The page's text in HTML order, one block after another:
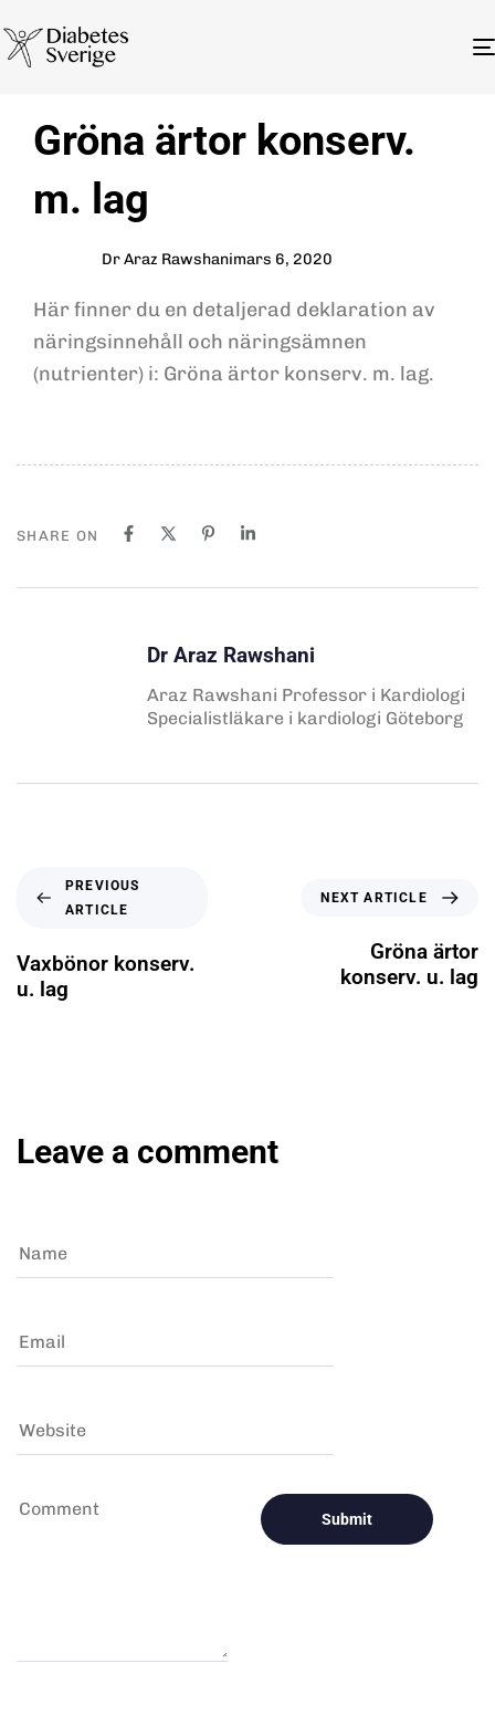
IN:
Gröna ärtor konserv.
m. lag
Dr Araz Rawshani
on:
mars 6, 2020
Här finner du en detaljerad deklaration av
näringsinnehåll och näringsämnen
(nutrienter) i: Gröna ärtor konserv. m. lag.
SHARE ON
Dr Araz Rawshani
Araz Rawshani Professor i Kardiologi
Specialistläkare i kardiologi Göteborg
PREVIOUS
ARTICLE
Vaxbönor konserv.
u. lag
NEXT ARTICLE
Gröna ärtor
konserv. u. lag
Leave a comment